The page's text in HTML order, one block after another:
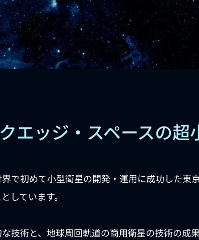
エッジ・スペースの超
で初めて小型衛星の開発・運用に成功した東
しています。
技術と、地球周回軌道の商用衛星の技術の成